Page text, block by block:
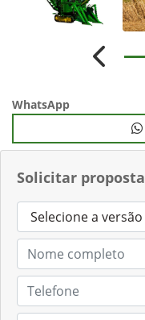
Solicitar proposta
Anterior
WhatsApp